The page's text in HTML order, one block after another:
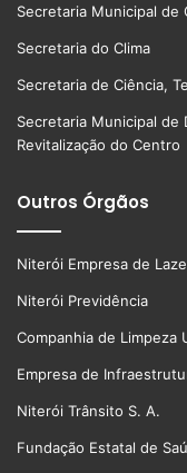
Secretaria Municipal de
Secretaria do Clima
Secretaria de Ciência,
Secretaria Municipal de
Revitalização do Centro
Outros Órgãos
Niterói Empresa de
Niterói Previdência
Companhia de Limpeza
Empresa de
Niterói Trânsito S. A.
Fundação Estatal de